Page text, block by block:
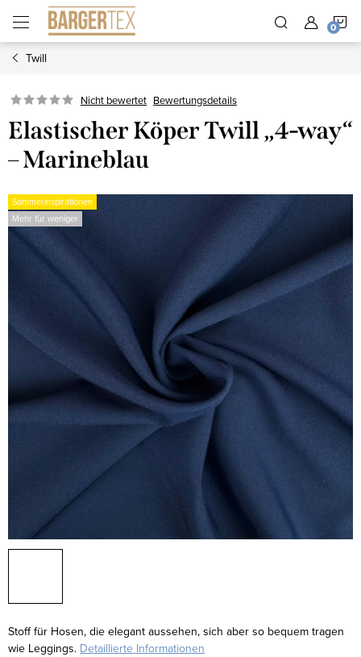
Inhalt
springen
Twill
Nicht bewertet Bewertungsdetails
Elastischer Köper Twill „4-way“
– Marineblau
Sommerinspirationen
Mehr für weniger
Stoff für Hosen, die elegant aussehen, sich aber so bequem tragen
wie Leggings. Detaillierte Informationen